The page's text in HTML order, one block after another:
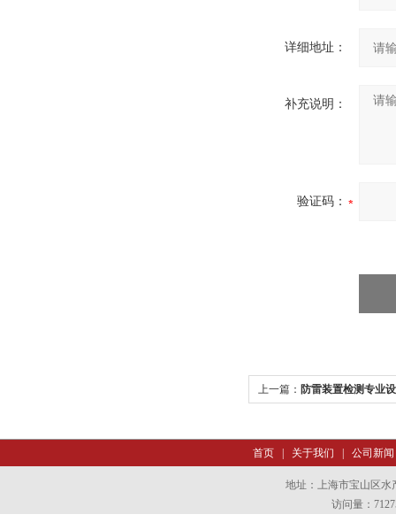
详细地址：
补充说明：
验证码：
上一篇： 防雷装置检测专业
首页| 关于我们 公司新闻
地址：上海市宝山区水
访问量：